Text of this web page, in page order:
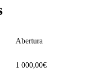
Abertura
1 000,00€